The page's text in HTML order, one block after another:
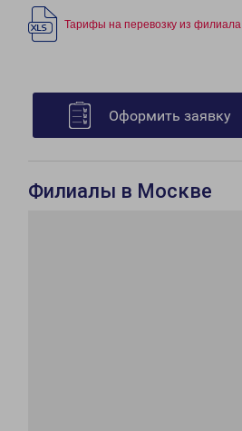
Тарифы на перевозку из филиала
Оформить заявку
Филиалы в Москве